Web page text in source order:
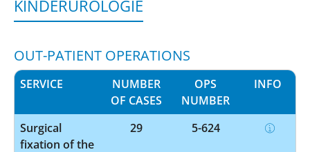
KINDERUROLOGIE
OUT-PATIENT OPERATIONS
SERVICE
NUMBER
OF CASES
OPS
NUMBER
INFO
Surgical
fixation of the
29 5-624